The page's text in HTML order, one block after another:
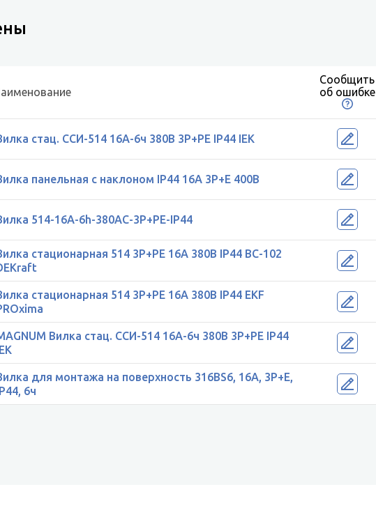
Сообщить
об ошибке
стац. ССИ-514 16А-6ч 380В 3P+PE IP44 IEK
панельная с наклоном IP44 16А 3P+E 400В
514-16А-6h-380AC-3P+PE-IP44
стационарная 514 3Р+РЕ 16А 380В IP44 ВС-102
стационарная 514 3Р+РЕ 16А 380В IP44 EKF
Вилка стац. ССИ-514 16А-6ч 380В 3P+PE IP44
для монтажа на поверхность 316BS6, 16A, 3P+E,
6ч